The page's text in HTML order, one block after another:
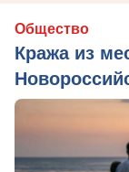
Общество
Кража из